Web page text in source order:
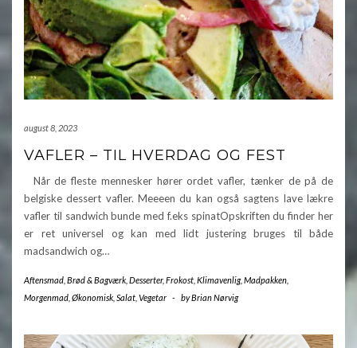
august 8, 2023
VAFLER – TIL HVERDAG OG FEST
Når de fleste mennesker hører ordet vafler, tænker de på de
belgiske dessert vafler. Meeeen du kan også sagtens lave lækre
vafler til sandwich bunde med f.eks spinatOpskriften du finder her
er ret universel og kan med lidt justering bruges til både
madsandwich og…
Aftensmad Brød & Bagværk Desserter, Frokost Klimavenlig, Madpakken
Morgenmad Økonomisk Salat Vegetar - byBrian Nørvig